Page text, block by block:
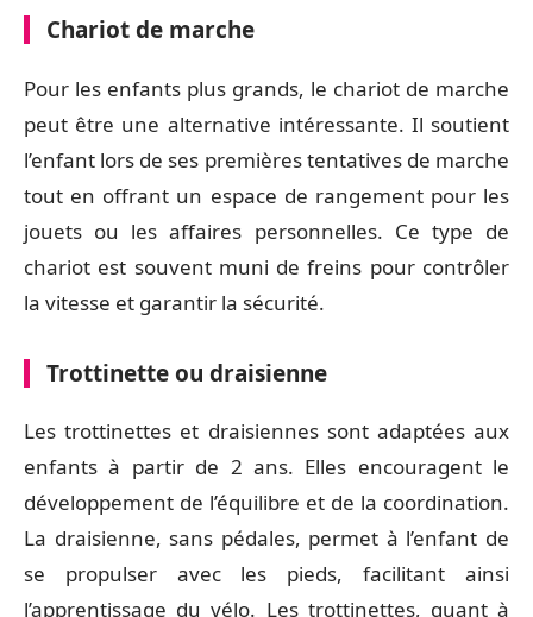
Chariot de marche
Pour les enfants plus grands, le chariot de marche
peut être une alternative intéressante. Il soutient
l’enfant lors de ses premières tentatives de marche
tout en offrant un espace de rangement pour les
jouets ou les affaires personnelles. Ce type de
chariot est souvent muni de freins pour contrôler
la vitesse et garantir la sécurité.
Trottinette ou draisienne
Les trottinettes et draisiennes sont adaptées aux
enfants à partir de 2 ans. Elles encouragent le
développement de l’équilibre et de la coordination.
La draisienne, sans pédales, permet à l’enfant de
se propulser avec les pieds, facilitant ainsi
l’apprentissage du vélo. Les trottinettes, quant à